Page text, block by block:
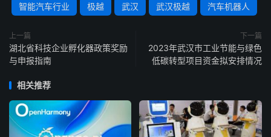
智能汽车行业 极越 武汉 武汉极越 汽车机器人
上一篇
湖北省科技企业孵化器政策奖励
与申报指南
下一篇
2023年武汉市工业节能与绿色
低碳转型项目资金拟安排情况
相关推荐